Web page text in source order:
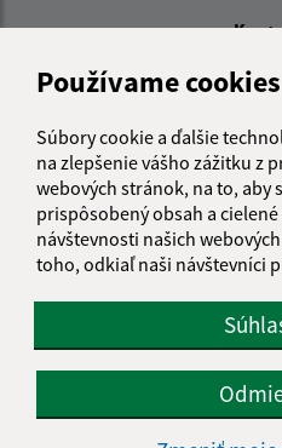
Používame cookies
Súbory cookie a ďalšie
na zlepšenie vášho zážitku z
webových stránok, na to, aby
prispôsobený obsah a
návštevnosti našich
toho, odkiaľ naši návštevníci
Obecný úrad
04442
+421 55
IČO: